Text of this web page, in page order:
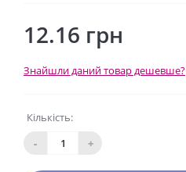
12.16 грн
Знайшли даний товар дешевше?
Кількість:
-
+